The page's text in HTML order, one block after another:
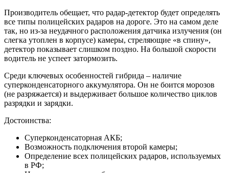
Производитель обещает, что радар-детектор будет определять
все типы полицейских радаров на дороге. Это на самом деле
так, но из-за неудачного расположения датчика излучения (он
слегка утоплен в корпусе) камеры, стреляющие «в спину»,
детектор показывает слишком поздно. На большой скорости
водитель не успеет затормозить.
Среди ключевых особенностей гибрида – наличие
суперконденсаторного аккумулятора. Он не боится морозов
(не разряжается) и выдерживает большое количество циклов
разрядки и зарядки.
Достоинства:
Суперконденсаторная АКБ;
Возможность подключения второй камеры;
Определение всех полицейских радаров, используемых
в РФ;